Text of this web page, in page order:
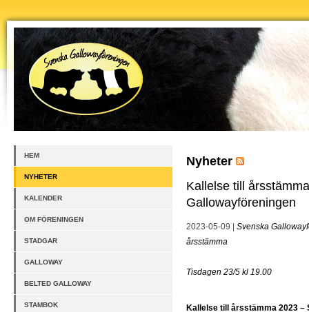
HEM
NYHETER
KALENDER
OM FÖRENINGEN
STADGAR
GALLOWAY
BELTED GALLOWAY
STAMBOK
Nyheter
Kallelse till
Gallowayföreningen
2023-05-09 |
Svenska
årsstämma
Tisdagen 23/5 kl 19.00
Kallelse till årsstämma 2023